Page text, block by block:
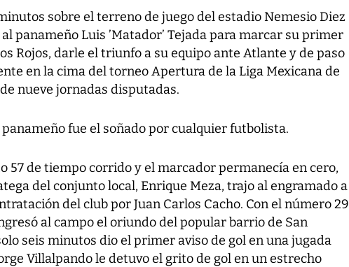
sobre el terreno de juego del estadio Nemesio Diez
panameño Luis ’Matador’ Tejada para marcar su primer
Rojos, darle el triunfo a su equipo ante Atlante y de paso
en la cima del torneo Apertura de la Liga Mexicana de
nueve jornadas disputadas.
fue el soñado por cualquier futbolista.
57 de tiempo corrido y el marcador permanecía en cero,
del conjunto local, Enrique Meza, trajo al engramado a
del club por Juan Carlos Cacho. Con el número 29
al campo el oriundo del popular barrio de San
seis minutos dio el primer aviso de gol en una jugada
Villalpando le detuvo el grito de gol en un estrecho